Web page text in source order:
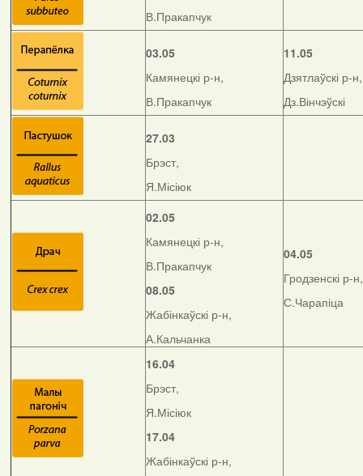
В.Пракапчук
03.05
Камянецкі р-н,
В.Пракапчук
11.05
Дзятлаўскі р-н,
Дз.Вінчэўскі
27.03
Брэст,
Я.Місіюк
02.05
Камянецкі р-н,
В.Пракапчук
08.05
Жабінкаўскі р-н,
А.Кальчанка
04.05
Гродзенскі р-н,
С.Чарапіца
16.04
Брэст,
Я.Місіюк
17.04
Жабінкаўскі р-н,